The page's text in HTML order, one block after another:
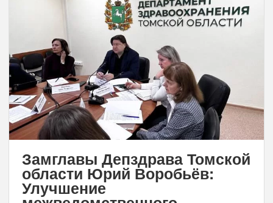
Замглавы Депздрава Томской
области Юрий Воробьёв:
Улучшение